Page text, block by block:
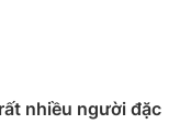
nhiều người đặc